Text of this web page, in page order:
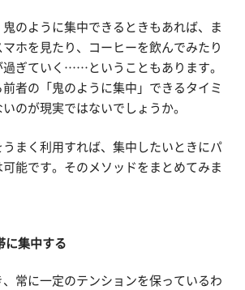
のように集中できるときもあれば、ま
ホを見たり、コーヒーを飲んでみたり
過ぎていく……ということもあります。
者の「鬼のように集中」できるタイミ
のが現実ではないでしょうか。
うまく利用すれば、集中したいときにパ
能です。そのメソッドをまとめてみま
に集中する
常に一定のテンションを保っているわ